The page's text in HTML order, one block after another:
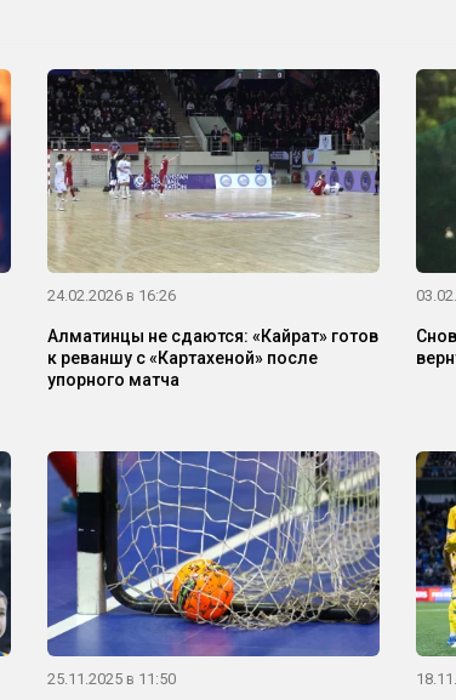
24.02.2026 в 16:26
Алматинцы не сдаются: «Кайрат» готов
к реваншу с «Картахеной» после
упорного матча
25.11.2025 в 11:50